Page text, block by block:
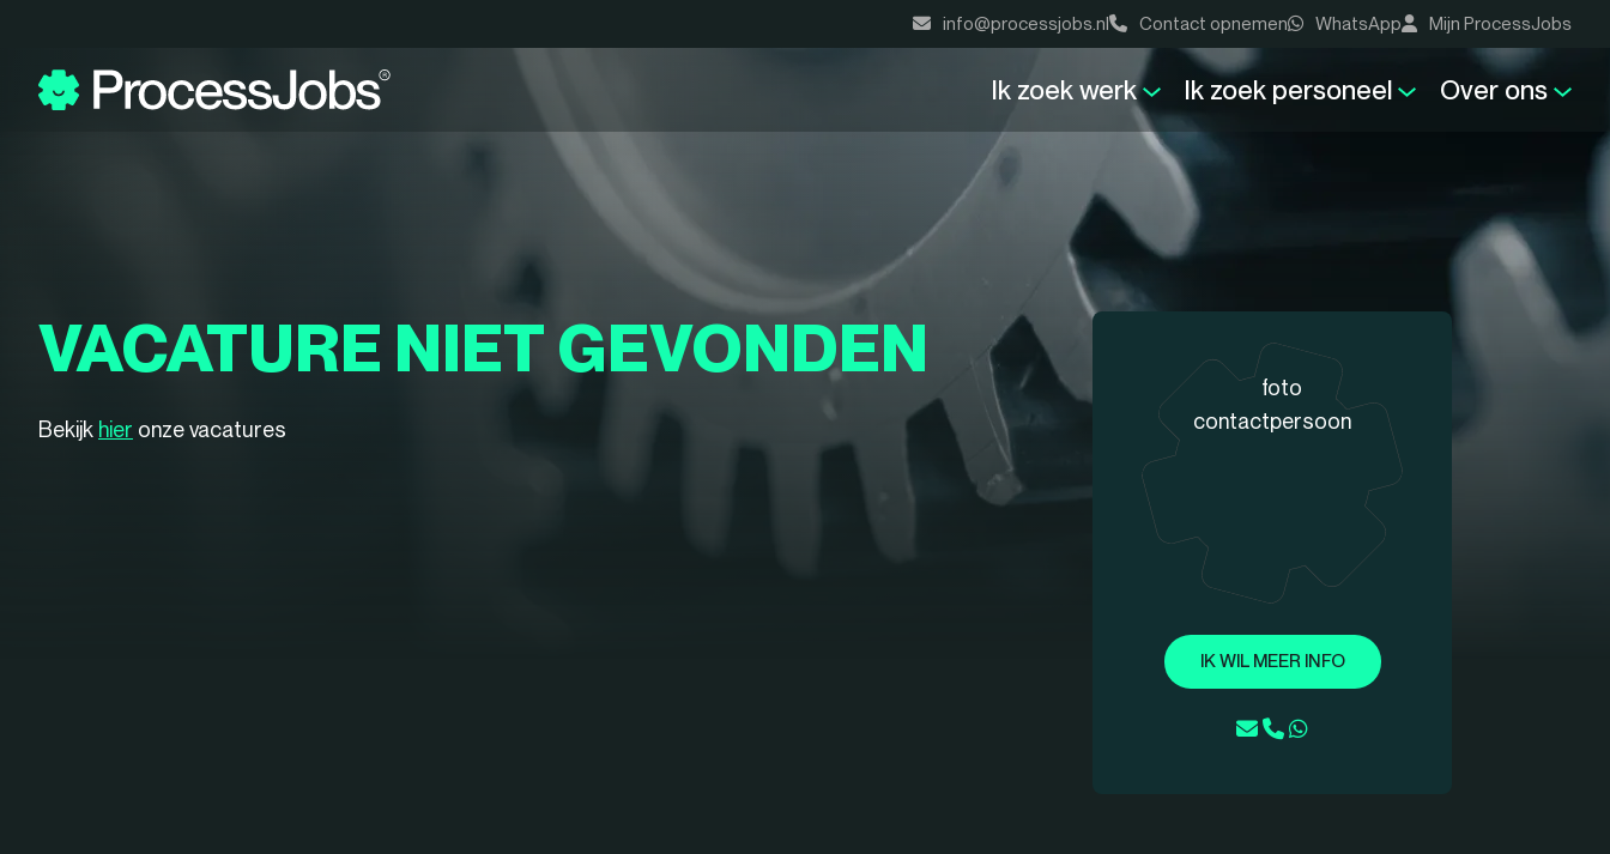
info@processjobs.nl Contact opnemen WhatsApp Mijn ProcessJobs
Ik zoek werk Ik zoek personeel Over ons
VACATURE NIET GEVONDEN
Bekijk hier onze vacatures
IK WIL MEER INFO